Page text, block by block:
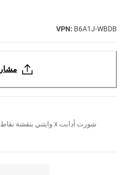
VPN: B6A1J-WBDB
شورت أدابت x وايتني بنقشة نقاط وبلا حياكة